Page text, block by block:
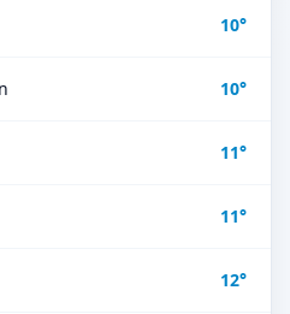
10°
10°
11°
11°
12°